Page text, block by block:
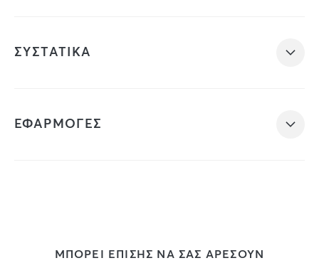
ΣΥΣΤΑΤΙΚΑ
ΕΦΑΡΜΟΓΕΣ
ΜΠΟΡΕΙ ΕΠΙΣΗΣ ΝΑ ΣΑΣ ΑΡΕΣΟΥΝ